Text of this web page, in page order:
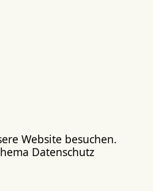
Website besuchen.
Datenschutz